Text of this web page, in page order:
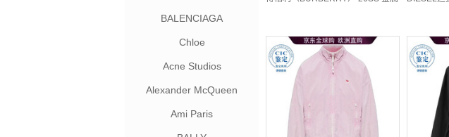
BALENCIAGA
Chloe
Acne Studios
Alexander McQueen
Ami Paris